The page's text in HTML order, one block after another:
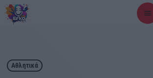
menu
play_arrow ΕΡΚΟ
Αθλητικά